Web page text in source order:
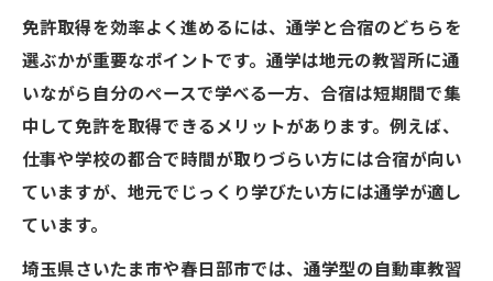
免許取得を効率よく進めるには、通学と合宿のどちらを
選ぶかが重要なポイントです。通学は地元の教習所に通
いながら自分のペースで学べる一方、合宿は短期間で集
中して免許を取得できるメリットがあります。例えば、
仕事や学校の都合で時間が取りづらい方には合宿が向い
ていますが、地元でじっくり学びたい方には通学が適し
ています。
埼玉県さいたま市や春日部市では、通学型の自動車教習